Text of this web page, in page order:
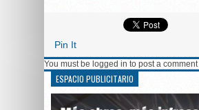
Pin It
You must be logged in to post a comment
ESPACIO PUBLICITARIO